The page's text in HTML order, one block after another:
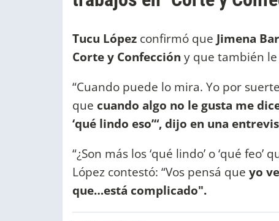
Tucu López confirmó que Jimena
Corte y Confección y que también
“Cuando puede lo mira. Yo por
que cuando algo no le gusta me
‘qué lindo eso’“, dijo en una
“¿Son más los ‘qué lindo’ o ‘qué
López contestó: “Vos pensá que yo
que…está complicado".